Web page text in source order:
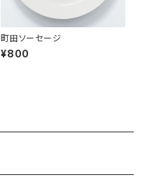
町田ソーセージ
¥800